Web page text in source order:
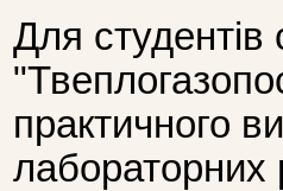
Для студентів
практичного
лабораторних